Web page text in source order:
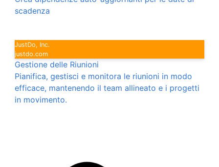
scadenza
JustDo, Inc.
justdo.com
Gestione delle Riunioni
Pianifica, gestisci e monitora le riunioni in modo
efficace, mantenendo il team allineato e i progetti
in movimento.